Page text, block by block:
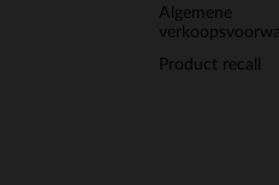
Algemene
Product recall